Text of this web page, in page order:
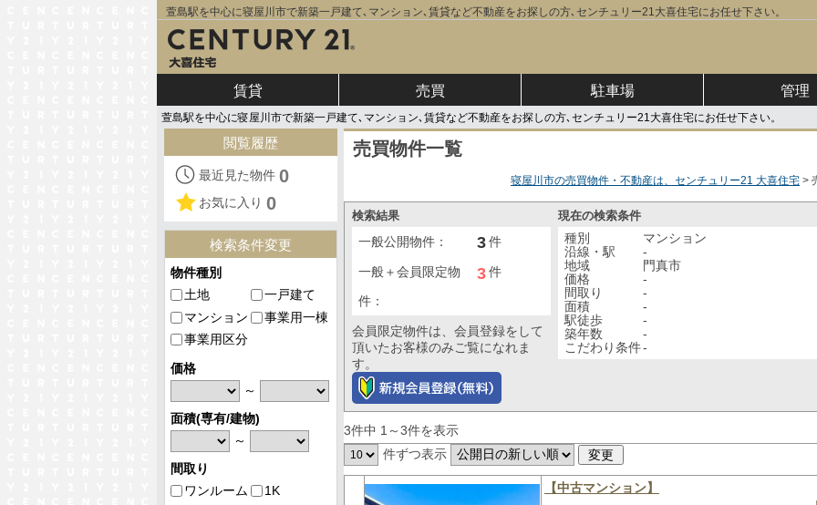
萱島駅を中心に寝屋川市で新築一戸建て､マンション､賃貸など不動産をお探しの方､センチュリー21大喜住宅にお任せ下さい。
賃貸 売買 駐車場 管理
萱島駅を中心に寝屋川市で新築一戸建て､マンション､賃貸など不動産をお探しの方､センチュリー21大喜住宅にお任せ下さい。
売買物件一覧
寝屋川市の売買物件・不動産は、センチュリー21 大喜住宅
検索結果
一般公開物件： 3件
一般＋会員限定物
件：
3件
会員限定物件は、会員登録をして
頂いたお客様のみご覧になれま
す。
現在の検索条件
種別
マンション
沿線・駅
-
地域
門真市
価格
-
間取り
-
面積
-
駅徒歩
-
築年数
-
こだわり条件-
3件中 1～3件を表示
件ずつ表示
【中古マンション】
閲覧履歴
最近見た物件 0
お気に入り 0
検索条件変更
物件種別
土地
一戸建て
マンション
事業用一棟
事業用区分
価格
～
面積(専有/建物)
～
間取り
ワンルーム
1K